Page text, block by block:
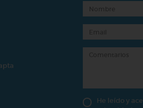
He leído y